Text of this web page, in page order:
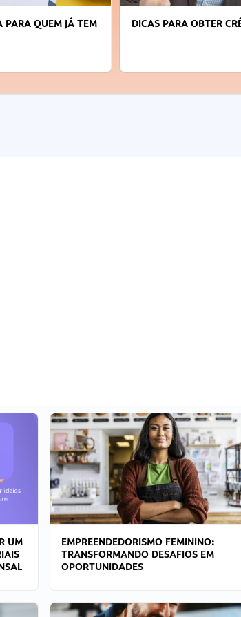
OBTER CRÉDITO
UM
EMPREENDEDORISMO FEMININO:
TRANSFORMANDO DESAFIOS EM
OPORTUNIDADES